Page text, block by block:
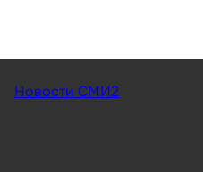
Новости СМИ2